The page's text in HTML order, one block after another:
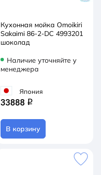
Кухонная мойка Omoikiri
Sakaimi 86-2-DC 4993201
шоколад
Наличие уточняйте у
менеджера
Япония
33888 q
В корзину